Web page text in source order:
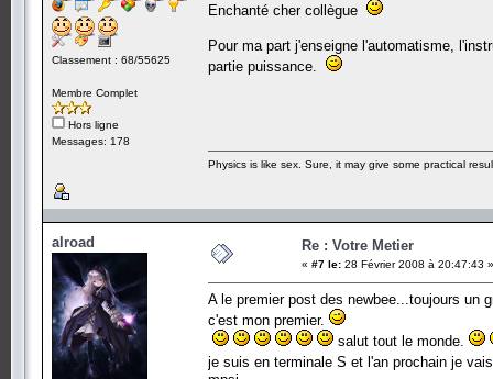
Classement : 68/55625
Membre Complet
Hors ligne
Messages: 178
Enchanté cher collègue
Pour ma part j'enseigne l'automatisme,
partie puissance.
Physics is like sex. Sure, it may give some practical
alroad Re : Votre Metier
« #7 le: 28 Février 2008 à 20:47:43 »
A le premier post des newbee...toujours un
c'est mon premier.
salut tout le monde.
je suis en terminale S et l'an prochain je